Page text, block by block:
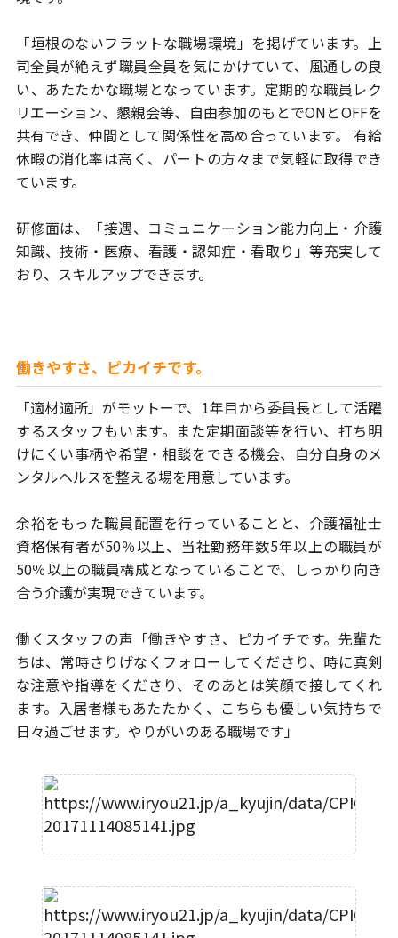
「垣根のないフラットな職場環境」を掲げています。上
司全員が絶えず職員全員を気にかけていて、風通しの良
い、あたたかな職場となっています。 定期的な職員レク
リエーション、懇親会等、自由参加のもとでONとOFFを
共有でき、仲間として関係性を高め合っています。 有給
休暇の消化率は高く、パートの方々まで気軽に取得でき
ています。
研修面は、「接遇、コミュニケーション能力向上・介護
知識、技術・医療、 看護・認知症・看取り」等充実して
おり、スキルアップできます。
働きやすさ、ピカイチです。
「適材適所」がモットーで、1年目から委員長として活躍
するスタッフもいます。 また定期面談等を行い、打ち明
けにくい事柄や希望・相談をできる機会、 自分自身のメ
ンタルヘルスを整える場を用意しています。
余裕をもった職員配置を行っていることと、介護福祉士
資格保有者が50％以上、 当社勤務年数5年以上の職員が
50％以上の職員構成となっていることで、 しっかり向き
合う介護が実現できています。
働くスタッフの声 「働きやすさ、ピカイチです。先輩た
ちは、常時さりげなくフォローしてくださり、 時に真剣
な注意や指導をくださり、そのあとは笑顔で接してくれ
ます。 入居者様もあたたかく、こちらも優しい気持ちで
日々過ごせます。 やりがいのある職場です」